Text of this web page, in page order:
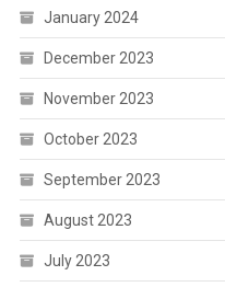
January 2024
December 2023
November 2023
October 2023
September 2023
August 2023
July 2023